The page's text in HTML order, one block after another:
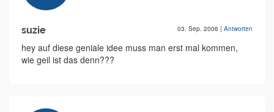
suzie 03. Sep. 2006 | Antworten
hey auf diese geniale idee muss man erst mal kommen,
wie geil ist das denn???